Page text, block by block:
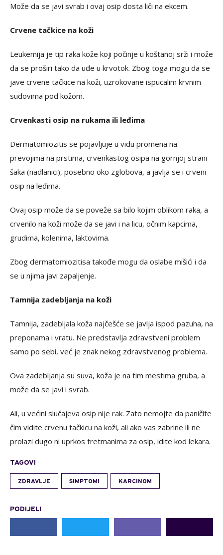
Može da se javi svrab i ovaj osip dosta liči na ekcem.
Crvene tačkice na koži
Leukemija je tip raka kože koji počinje u koštanoj srži i može
da se proširi tako da uđe u krvotok. Zbog toga mogu da se
jave crvene tačkice na koži, uzrokovane ispucalim krvnim
sudovima pod kožom.
Crvenkasti osip na rukama ili leđima
Dermatomiozitis se pojavljuje u vidu promena na
prevojima na prstima, crvenkastog osipa na gornjoj strani
šaka (nadlanici), posebno oko zglobova, a javlja se i crveni
osip na leđima.
Ovaj osip može da se poveže sa bilo kojim oblikom raka, a
crvenilo na koži može da se javi i na licu, očnim kapcima,
grudima, kolenima, laktovima.
Zbog dermatomiozitisa takođe mogu da oslabe mišići i da
se u njima javi zapaljenje.
Tamnija zadebljanja na koži
Tamnija, zadebljala koža najčešće se javlja ispod pazuha, na
preponama i vratu. Ne predstavlja zdravstveni problem
samo po sebi, već je znak nekog zdravstvenog problema.
Ova zadebljanja su suva, koža je na tim mestima gruba, a
može da se javi i svrab.
Ali, u većini slučajeva osip nije rak. Zato nemojte da paničite
čim vidite crvenu tačkicu na koži, ali ako vas zabrine ili ne
prolazi dugo ni uprkos tretmanima za osip, idite kod lekara.
TAGOVI
ZDRAVLJE SIMPTOMI KARCINOM
PODIJELI